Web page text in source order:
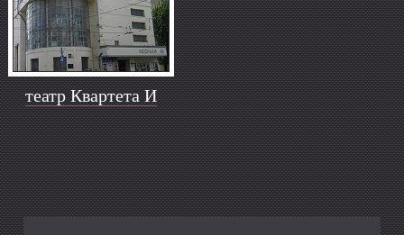
театр Квартета И